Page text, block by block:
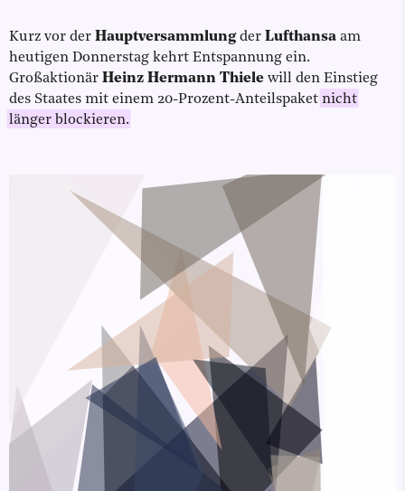
Kurz vor der Hauptversammlungder Lufthansa am
heutigen Donnerstag kehrt Entspannung ein.
Großaktionär Heinz Hermann Thiele will den Einstieg
des Staates mit einem 20-Prozent-Anteilspaket nicht
länger blockieren.